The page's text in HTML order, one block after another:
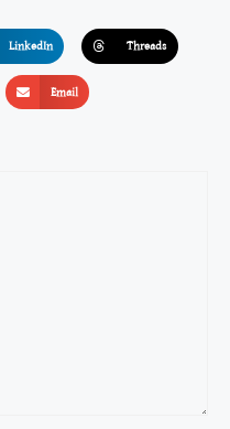
LinkedIn Threads
Email